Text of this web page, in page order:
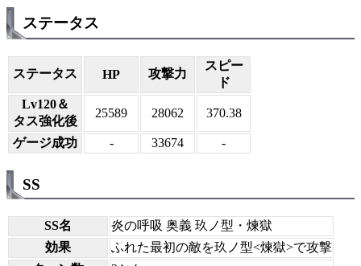
ステータス
ステータス HP 攻撃力
スピー
ド
Lv120＆
タス強化後
25589 28062 370.38
ゲージ成功 - 33674 -
SS
SS名
炎の呼吸 奥義 玖ノ型・煉獄
効果
ふれた最初の敵を玖ノ型<煉獄>で攻撃